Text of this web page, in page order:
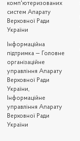
комп'ютеризованих
систем Апарату
Верховної Ради
України
Iнформаційна
підтримка — Головне
організаційне
управління Апарату
Верховної Ради
України,
Інформаційне
управління Апарату
Верховної Ради
України